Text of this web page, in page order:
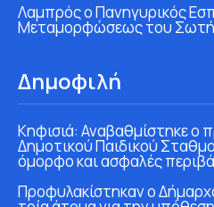
Λαμπρός ο Πανηγυρικός
Μεταμορφώσεως του
Δημοφιλή
Κηφισιά: Αναβαθμίστηκε ο
Δημοτικού Παιδικού
όμορφο και ασφαλές
Προφυλακίστηκαν ο